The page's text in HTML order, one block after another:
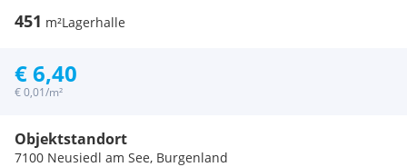
451 m²Lagerhalle
€ 6,40
€ 0,01/m²
Objektstandort
7100 Neusiedl am See, Burgenland